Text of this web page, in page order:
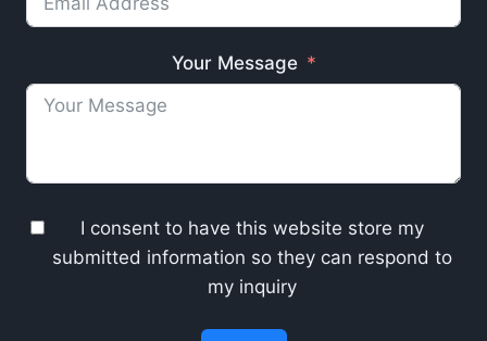
Your Message
I consent to have this website store my
submitted information so they can respond to
my inquiry